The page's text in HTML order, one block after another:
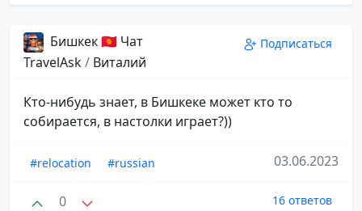
Бишкек 🇰🇬 Чат
TravelAsk/ Виталий
Подписаться
Кто-нибудь знает, в Бишкеке может кто то
собирается, в настолки играет?))
#relocation #russian 03.06.2023
0 16 ответов